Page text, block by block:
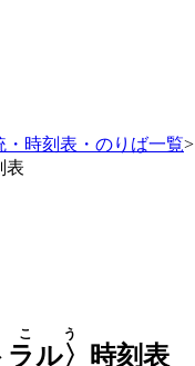
時刻表・のりば一覧>
表
ル〉
う
時刻表